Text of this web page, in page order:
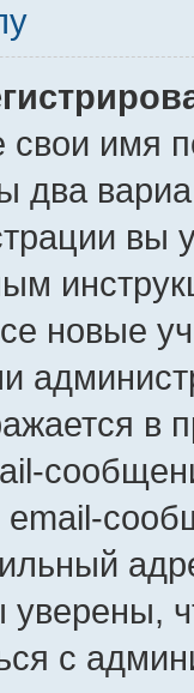
свои имя
два
вы
новые
в
с